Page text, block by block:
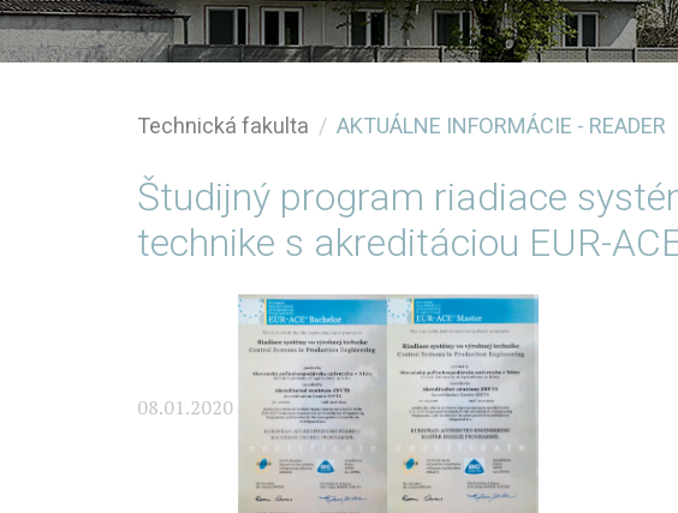
Technická fakulta AKTUÁLNE INFORMÁCIE - READER
Študijný program riadiace
technike s akreditáciou EUR-
08.01.2020